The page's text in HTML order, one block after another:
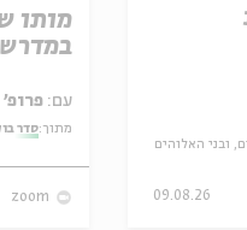
ובני האלוהים
09.08.26
מותו
עם: פרופ' אביגדור שנאן
מתוך:סדר
zoom